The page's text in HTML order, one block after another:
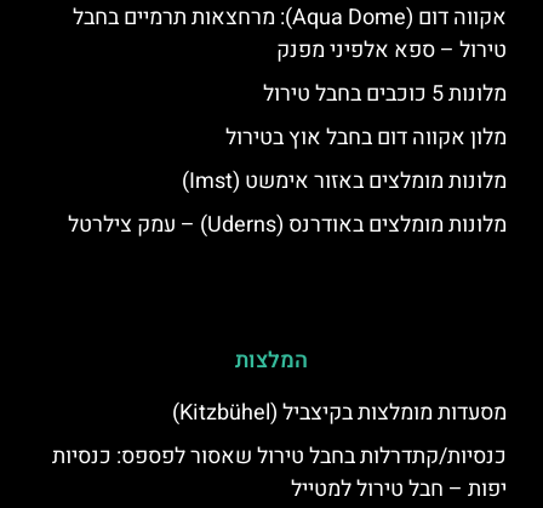
אקווה דום (Aqua Dome): מרחצאות תרמיים בחבל
טירול – ספא אלפיני מפנק
מלונות 5 כוכבים בחבל טירול
מלון אקווה דום בחבל אוץ בטירול
מלונות מומלצים באזור אימשט (Imst)
מלונות מומלצים באודרנס (Uderns) – עמק צילרטל
המלצות
מסעדות מומלצות בקיצביל (Kitzbühel)
כנסיות/קתדרלות בחבל טירול שאסור לפספס: כנסיות
יפות – חבל טירול למטייל